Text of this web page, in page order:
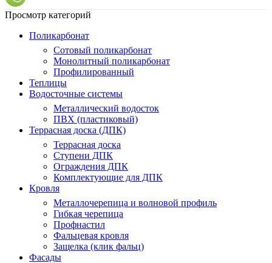
Просмотр категорий
Поликарбонат
Сотовый поликарбонат
Монолитный поликарбонат
Профилированный
Теплицы
Водосточные системы
Металлический водосток
ПВХ (пластиковый)
Террасная доска (ДПК)
Террасная доска
Ступени ДПК
Ограждения ДПК
Комплектующие для ДПК
Кровля
Металлочерепица и волновой профиль
Гибкая черепица
Профнастил
Фальцевая кровля
Защелка (клик фальц)
Фасады